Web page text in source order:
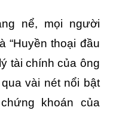
nể, mọi người
“Huyền thoại đầu
tài chính của ông
vài nét nổi bật
khoán của